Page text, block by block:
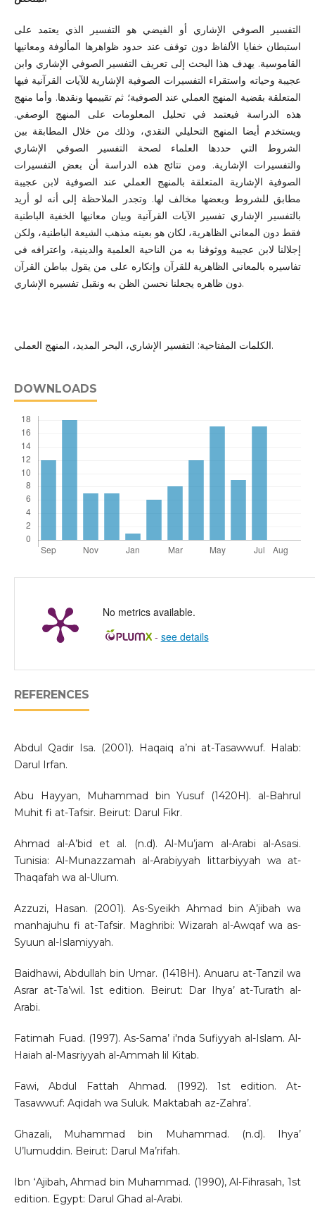
التفسير الصوفي الإشاري أو الفيضي هو التفسير الذي يعتمد على
استبطان خفايا الألفاظ دون توقف عند حدود ظواهرها المألوفة ومعانيها
القاموسية. يهدف هذا البحث إلى تعريف التفسير الصوفي الإشاري وابن
عجيبة وحياته واستقراء التفسيرات الصوفية الإشارية للآيات القرآنية فيها
المتعلقة بقضية المنهج العملي عند الصوفية؛ ثم تقييمها ونقدها. وأما منهج
هذه الدراسة فيعتمد في تحليل المعلومات على المنهج الوصفي.
ويستخدم أيضا المنهج التحليلي النقدي، وذلك من خلال المطابقة بين
الشروط التي حددها العلماء لصحة التفسير الصوفي الإشاري
والتفسيرات الإشارية. ومن نتائج هذه الدراسة أن بعض التفسيرات
الصوفية الإشارية المتعلقة بالمنهج العملي عند الصوفية لابن عجيبة
مطابق للشروط وبعضها مخالف لها. وتجدر الملاحظة إلى أنه لو أريد
بالتفسير الإشاري تفسير الآيات القرآنية وبيان معانيها الخفية الباطنية
فقط دون المعاني الظاهرية، لكان هو بعينه مذهب الشيعة الباطنية، ولكن
إجلالنا لابن عجيبة ووثوقنا به من الناحية العلمية والدينية، واعترافه في
تفاسيره بالمعاني الظاهرية للقرآن وإنكاره على من يقول بباطن القرآن
دون ظاهره يجعلنا نحسن الظن به ونقبل تفسيره الإشاري.
الكلمات المفتاحية: التفسير الإشاري، البحر المديد، المنهج العملي.
DOWNLOADS
No metrics available.
- see details
REFERENCES
Abdul Qadir Isa. (2001). Haqaiq a’ni at-Tasawwuf. Halab:
Darul Irfan.
Abu Hayyan, Muhammad bin Yusuf (1420H). al-Bahrul
Muhit fi at-Tafsir. Beirut: Darul Fikr.
Ahmad al-A’bid et al. (n.d). Al-Mu’jam al-Arabi al-Asasi.
Tunisia: Al-Munazzamah al-Arabiyyah littarbiyyah wa at-
Thaqafah wa al-Ulum.
Azzuzi, Hasan. (2001). As-Syeikh Ahmad bin A’jibah wa
manhajuhu fi at-Tafsir. Maghribi: Wizarah al-Awqaf wa as-
Syuun al-Islamiyyah.
Baidhawi, Abdullah bin Umar. (1418H). Anuaru at-Tanzil wa
Asrar at-Ta’wil. 1st edition. Beirut: Dar Ihya’ at-Turath al-
Arabi.
Fatimah Fuad. (1997). As-Sama’ i'nda Sufiyyah al-Islam. Al-
Haiah al-Masriyyah al-Ammah lil Kitab.
Fawi, Abdul Fattah Ahmad. (1992). 1st edition. At-
Tasawwuf: Aqidah wa Suluk. Maktabah az-Zahra’.
Ghazali, Muhammad bin Muhammad. (n.d). Ihya’
U’lumuddin. Beirut: Darul Ma’rifah.
Ibn ‘Ajibah, Ahmad bin Muhammad. (1990), Al-Fihrasah, 1st
edition. Egypt: Darul Ghad al-Arabi.